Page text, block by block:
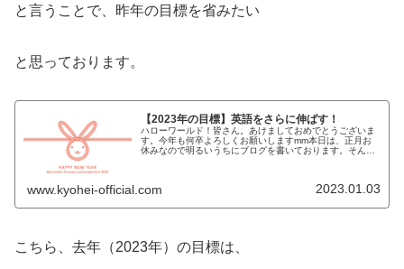
と言うことで、昨年の目標を省みたい
と思っております。
【2023年の目標】英語をさらに伸ばす！
ハローワールド！皆さん。あけましておめでとうございま
す。今年も何卒よろしくお願いしますmm本日は、正月お
休みなので明るいうちにブログを書いております。そん
www.kyohei-official.com 2023.01.03
こちら、去年（2023年）の目標は、